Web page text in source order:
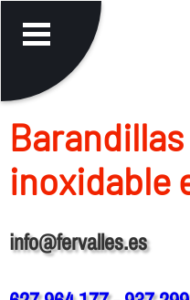
inoxidable
info@fervalles.es